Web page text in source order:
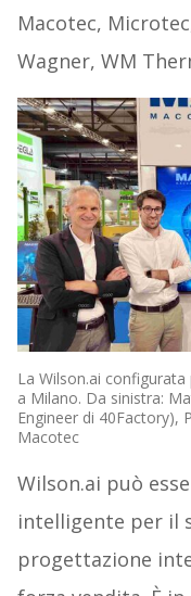
Macotec,
Wagner, WM
La Wilson.ai
a Milano. Da sinistra:
Engineer di 40Factory),
Macotec
Wilson.ai può
intelligente per il
progettazione